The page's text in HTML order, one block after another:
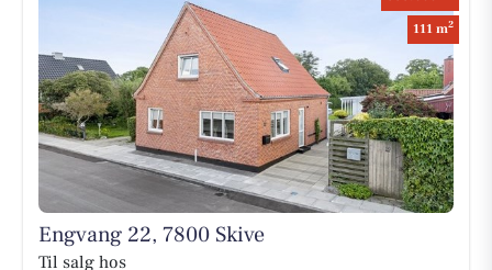
111 m2
Engvang 22, 7800 Skive
Til salg hos